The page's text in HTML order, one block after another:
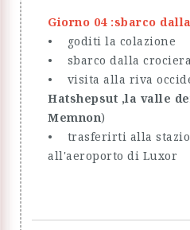
Giorno 04 :sbarco
• goditi la colazione
• sbarco dalla crociera
• visita alla riva
Hatshepsut ,la valle
Memnon)
• trasferirti alla
all'aeroporto di Luxor